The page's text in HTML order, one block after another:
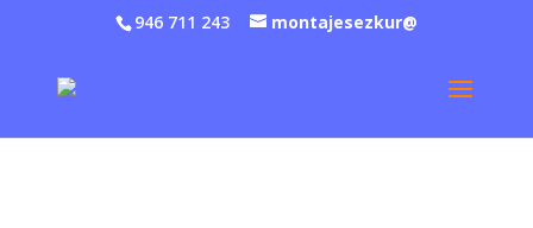
946 711 243 montajesezkur@